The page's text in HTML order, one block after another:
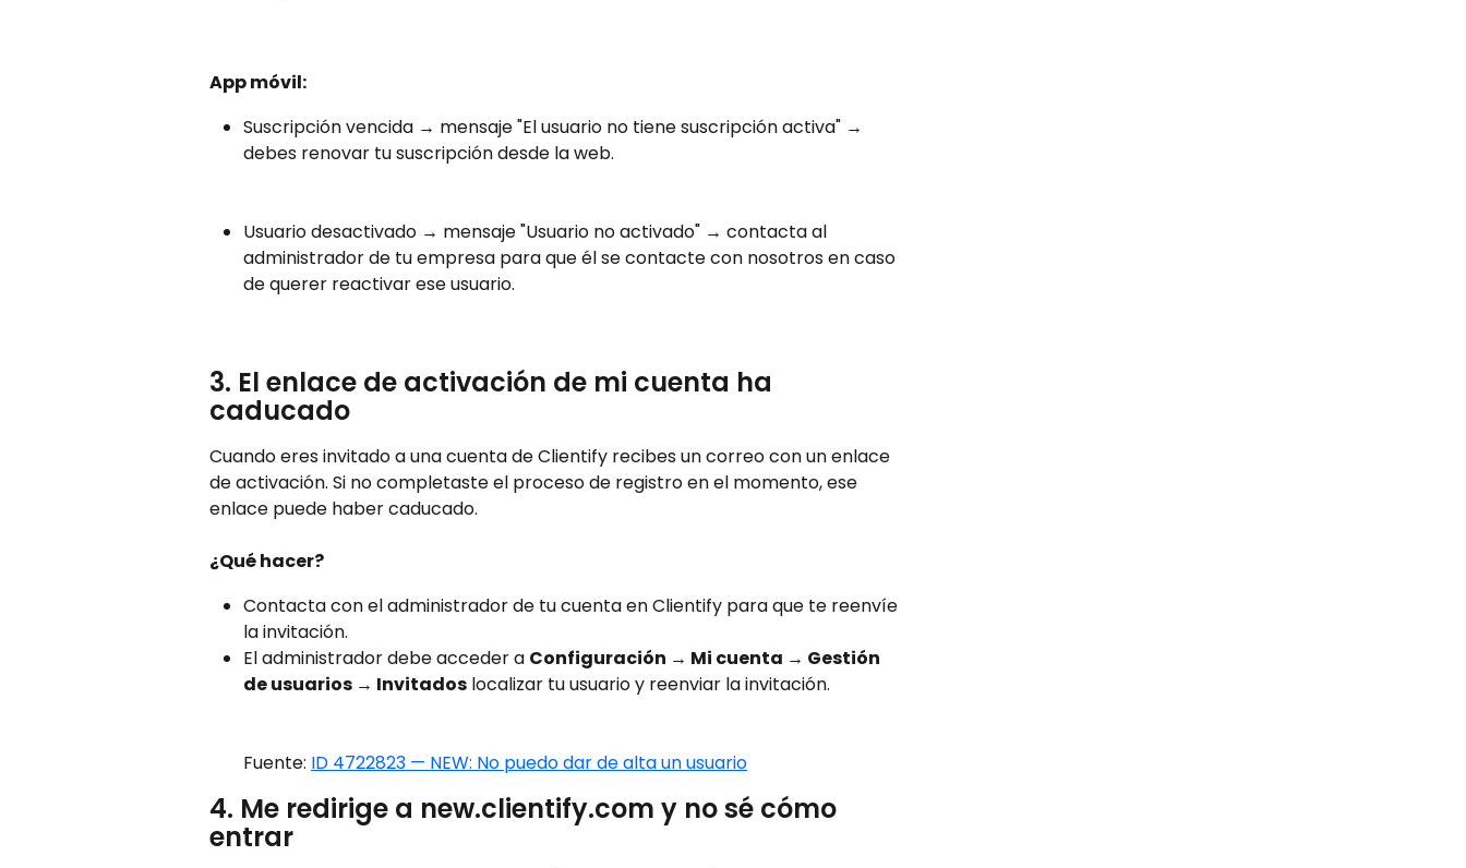
App móvil:
Suscripción vencida → mensaje "El usuario no tiene suscripción activa" →
debes renovar tu suscripción desde la web.
Usuario desactivado → mensaje "Usuario no activado" → contacta al
administrador de tu empresa para que él se contacte con nosotros en caso
de querer reactivar ese usuario.
3. El enlace de activación de mi cuenta ha
caducado
Cuando eres invitado a una cuenta de Clientify recibes un correo con un enlace
de activación. Si no completaste el proceso de registro en el momento, ese
enlace puede haber caducado.
¿Qué hacer?
Contacta con el administrador de tu cuenta en Clientify para que te reenvíe
la invitación.
El administrador debe acceder a Configuración → Mi cuenta → Gestión
de usuarios → Invitados localizar tu usuario y reenviar la invitación.
Fuente: ID 4722823 — NEW: No puedo dar de alta un usuario
4. Me redirige a new.clientify.com y no sé cómo
entrar